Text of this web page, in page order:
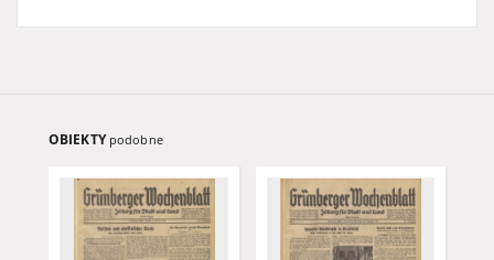
OBIEKTY podobne